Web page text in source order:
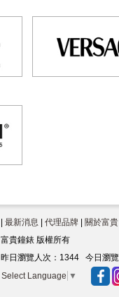
最新消息 代理品牌| 關於富貴|
富貴鐘錶 版權所有
昨日瀏覽人次： 1344今日瀏覽
Select Language ▼